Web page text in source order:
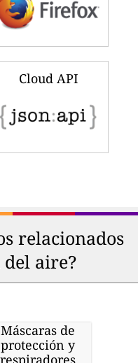
Cloud API
relacionados
aire?
Máscaras de
protección y